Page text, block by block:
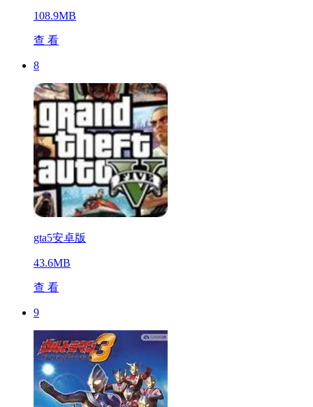
108.9MB
查 看
8
gta5安卓版
43.6MB
查 看
9